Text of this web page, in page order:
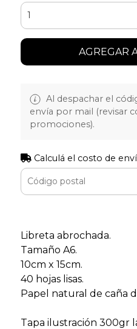
AGREGAR
Al despachar el
envía por mail (revisar
promociones).
Calculá el costo de
Libreta abrochada.
Tamaño A6.
10cm x 15cm.
40 hojas lisas.
Papel natural de caña
Tapa ilustración 300gr